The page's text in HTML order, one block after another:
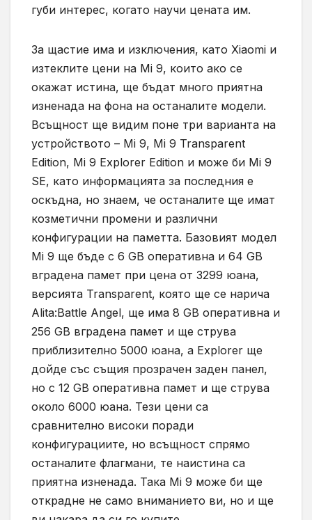
губи интерес, когато научи цената им.
За щастие има и изключения, като Xiaomi и
изтеклите цени на Mi 9, които ако се
окажат истина, ще бъдат много приятна
изненада на фона на останалите модели.
Всъщност ще видим поне три варианта на
устройството – Mi 9, Mi 9 Transparent
Edition, Mi 9 Explorer Edition и може би Mi 9
SE, като информацията за последния е
оскъдна, но знаем, че останалите ще имат
козметични промени и различни
конфигурации на паметта. Базовият модел
Mi 9 ще бъде с 6 GB оперативна и 64 GB
вградена памет при цена от 3299 юана,
версията Transparent, която ще се нарича
Alita:Battle Angel, ще има 8 GB оперативна и
256 GB вградена памет и ще струва
приблизително 5000 юана, а Explorer ще
дойде със същия прозрачен заден панел,
но с 12 GB оперативна памет и ще струва
около 6000 юана. Тези цени са
сравнително високи поради
конфигурациите, но всъщност спрямо
останалите флагмани, те наистина са
приятна изненада. Така Mi 9 може би ще
открадне не само вниманието ви, но и ще